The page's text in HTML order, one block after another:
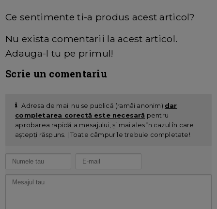
Ce sentimente ti-a produs acest articol?
Nu exista comentarii la acest articol.
Adauga-l tu pe primul!
Scrie un comentariu
Adresa de mail nu se publică (ramâi anonim) dar
completarea corectă este necesară pentru
aprobarea rapidă a mesajului, și mai ales în cazul în care
aștepți răspuns. | Toate câmpurile trebuie completate!